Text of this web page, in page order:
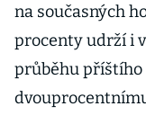
na současných
procenty udrží i
průběhu příštího